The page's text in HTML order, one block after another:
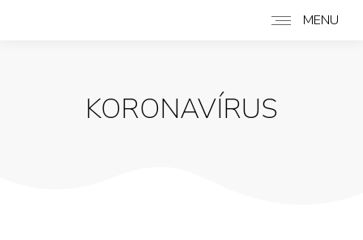
MENU
KORONAVÍRUS